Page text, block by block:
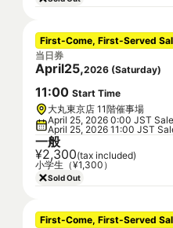
First-Come, First-Served
当日券
April25,2026 (Saturday)
11:00 Start Time
大丸東京店 11階催事場
April 25, 2026 0:00 JST
April 25, 2026 11:00 JST
一般
¥2,300(tax included)
小学生（¥1,300）
Sold Out
First-Come, First-Served